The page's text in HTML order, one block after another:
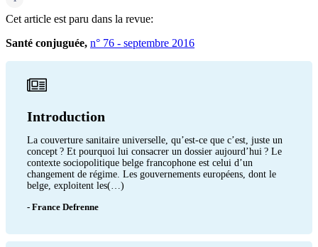
Cet article est paru dans la revue:
Santé conjuguée, n° 76 - septembre 2016
Introduction
La couverture sanitaire universelle, qu’est-ce que c’est, juste un
concept ? Et pourquoi lui consacrer un dossier aujourd’hui ? Le
contexte sociopolitique belge francophone est celui d’un
changement de régime. Les gouvernements européens, dont le
belge, exploitent les(…)
- France Defrenne